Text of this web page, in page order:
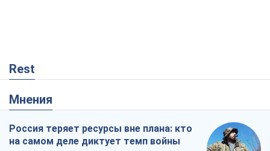
Rest
Мнения
Россия теряет ресурсы вне плана: кто
на самом деле диктует темп войны